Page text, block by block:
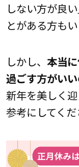
しない方が良
とがある方も
しかし、 本当
過ごす方がい
新年を美しく
参考にしてくだ